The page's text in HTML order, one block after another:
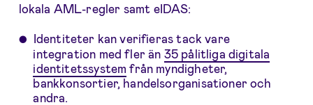
lokala AML-regler samt eIDAS:
Identiteter kan verifieras tack vare
integration med fler än 35 pålitliga digitala
identitetssystem från myndigheter,
bankkonsortier, handelsorganisationer och
andra.